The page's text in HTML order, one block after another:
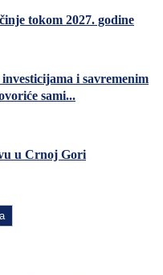
tokom 2027. godine
i savremenim
sami...
u Crnoj Gori